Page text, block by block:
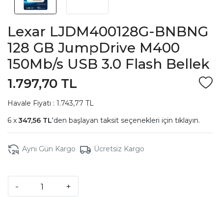
Lexar LJDM400128G-BNBNG
128 GB JumpDrive M400
150Mb/s USB 3.0 Flash Bellek
1.797,70 TL
Havale Fiyatı : 1.743,77 TL
347,56 TL'den başlayan taksit seçenekleri için tıklayın.
Aynı Gün Kargo Ücretsiz Kargo
- +